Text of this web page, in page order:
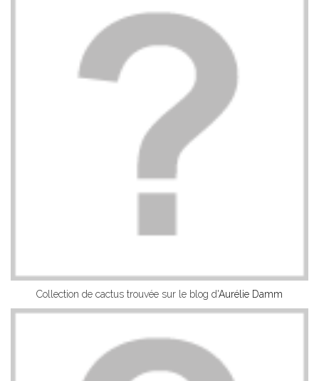
Collection de cactus trouvée sur le blog d'Aurélie Damm